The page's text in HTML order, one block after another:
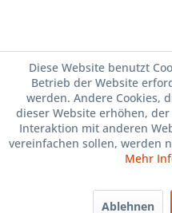
Diese Website benutzt
Betrieb der Website
werden. Andere Cookies,
dieser Website erhöhen,
Interaktion mit anderen
vereinfachen sollen, werden
Mehr
Ablehnen